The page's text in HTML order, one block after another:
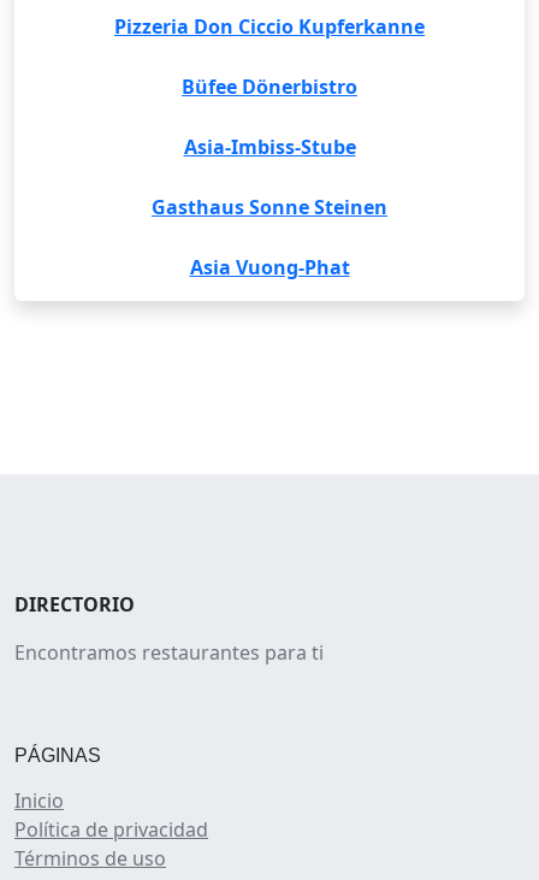
Pizzeria Don Ciccio Kupferkanne
Büfee Dönerbistro
Asia-Imbiss-Stube
Gasthaus Sonne Steinen
Asia Vuong-Phat
DIRECTORIO
Encontramos restaurantes para ti
PÁGINAS
Inicio
Política de privacidad
Términos de uso